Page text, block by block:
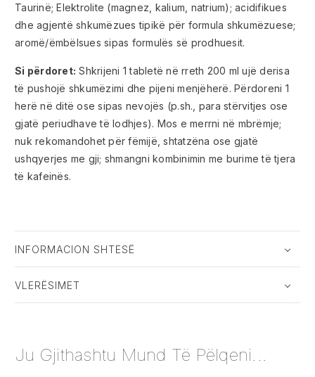
Taurinë; Elektrolite (magnez, kalium, natrium); acidifikues
dhe agjentë shkumëzues tipikë për formula shkumëzuese;
aromë/ëmbëlsues sipas formulës së prodhuesit.
Si përdoret: Shkrijeni 1 tabletë në rreth 200 ml ujë derisa
të pushojë shkumëzimi dhe pijeni menjëherë. Përdoreni 1
herë në ditë ose sipas nevojës (p.sh., para stërvitjes ose
gjatë periudhave të lodhjes). Mos e merrni në mbrëmje;
nuk rekomandohet për fëmijë, shtatzëna ose gjatë
ushqyerjes me gji; shmangni kombinimin me burime të tjera
të kafeinës.
INFORMACION SHTESË
VLERËSIMET
Ju Gjithashtu Mund Të Pëlqeni...